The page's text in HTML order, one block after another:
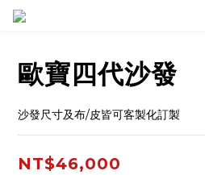
歐寶四代沙發
沙發尺寸及布/皮皆可客製化訂製
NT$46,000